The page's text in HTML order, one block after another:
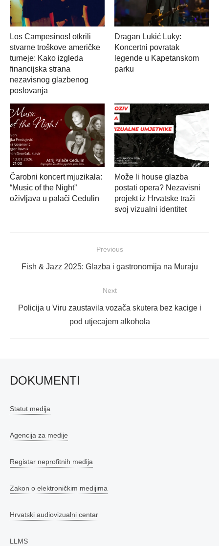
Los Campesinos! otkrili
stvarne troškove američke
turneje: Kako izgleda
financijska strana
nezavisnog glazbenog
poslovanja
Dragan Lukić Luky:
Koncertni povratak
legende u Kapetanskom
parku
Čarobni koncert mjuzikala:
“Music of the Night”
oživljava u palači Cedulin
Može li house glazba
postati opera? Nezavisni
projekt iz Hrvatske traži
svoj vizualni identitet
objava
Previous
Previous
Fish & Jazz 2025: Glazba i gastronomija na Muraju
Next
Next
Policija u Viru zaustavila vozača skutera bez kacige i
pod utjecajem alkohola
DOKUMENTI
Statut medija
Agencija za medije
Registar neprofitnih medija
Zakon o elektroničkim medijima
Hrvatski audiovizualni centar
LLMS